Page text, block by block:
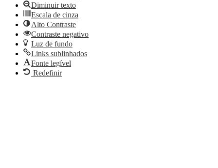
Diminuir texto
Escala de cinza
Alto Contraste
Contraste negativo
Luz de fundo
Links sublinhados
Fonte legível
Redefinir